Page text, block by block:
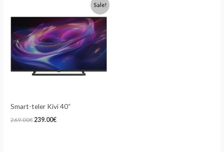
Sale!
Smart-teler Kivi 40“
269.00€
oli:
269.00€.
239.00€
on:
239.00€.